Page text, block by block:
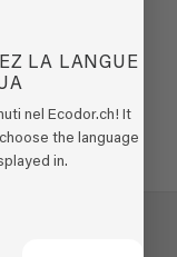
LA LANGUE
nel Ecodor.ch! It
the language
in.
Konzentrat, gegen
(3)
–€45,95Preisspanne:
€ 44,95
bis
€ 45,95